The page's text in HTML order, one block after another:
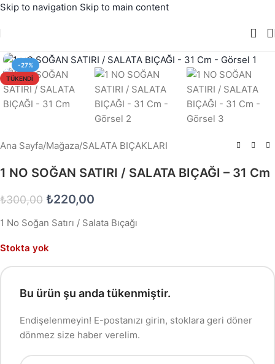
Skip to navigation Skip to main content
-27%
TÜKENDI
Ana Sayfa/Mağaza/SALATA BIÇAKLARI
1 NO SOĞAN SATIRI / SALATA BIÇAĞI – 31 Cm
₺300,00 ₺220,00
1 No Soğan Satırı / Salata Bıçağı
Stokta yok
Bu ürün şu anda tükenmiştir.
Endişelenmeyin! E-postanızı girin, stoklara geri döner
dönmez size haber verelim.